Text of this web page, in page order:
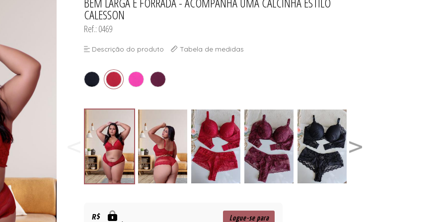
CALESSON
Ref.: 0469
Descrição do produto Tabela de medidas
R$
Logue-se para